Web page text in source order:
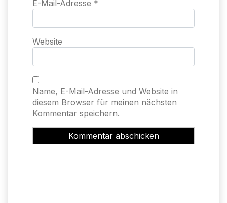
E-Mail-Adresse *
Website
Name, E-Mail-Adresse und Website in
diesem Browser für meinen nächsten
Kommentar speichern.